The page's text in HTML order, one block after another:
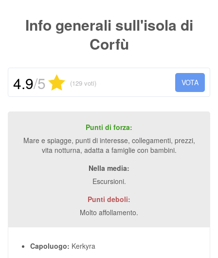
Info generali sull'isola di
Corfù
VOTA
4.9/5 (129 voti)
Punti di forza:
Mare e spiagge, punti di interesse, collegamenti, prezzi,
vita notturna, adatta a famiglie con bambini.
Nella media:
Escursioni.
Punti deboli:
Molto affollamento.
Capoluogo: Kerkyra